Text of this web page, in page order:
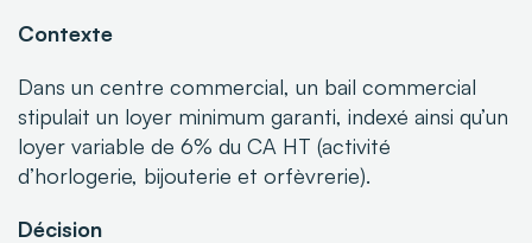
Contexte
Dans un centre commercial, un bail commercial
stipulait un loyer minimum garanti, indexé ainsi qu’un
loyer variable de 6% du CA HT (activité
d’horlogerie, bijouterie et orfèvrerie).
Décision